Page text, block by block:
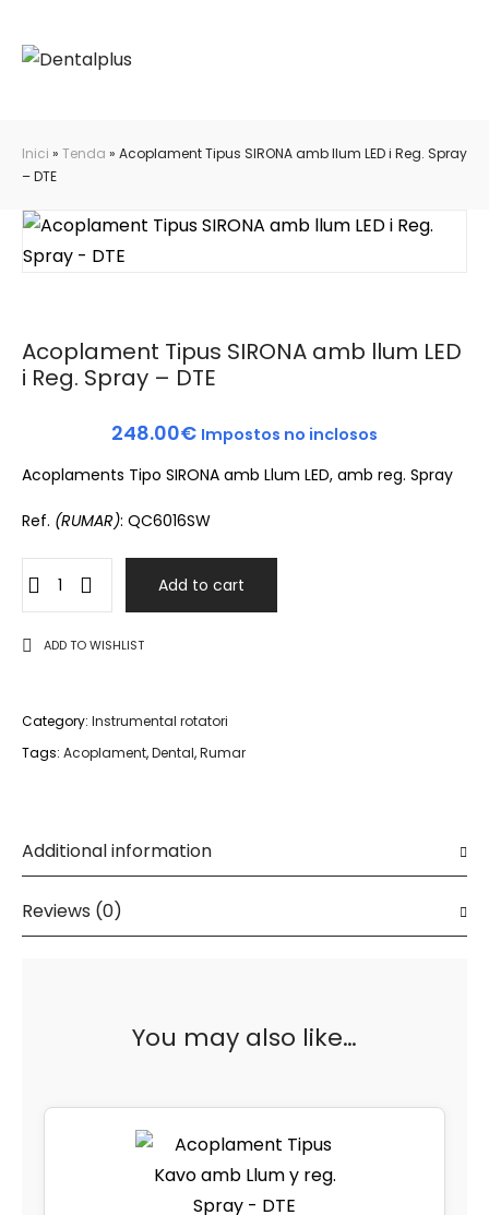
Inici » Tenda » Acoplament Tipus SIRONA amb llum LED i Reg. Spray
– DTE
Acoplament Tipus SIRONA amb llum LED
i Reg. Spray – DTE
248.00€ Impostos no inclosos
Acoplaments Tipo SIRONA amb Llum LED, amb reg. Spray
Ref. (RUMAR): QC6016SW
Add to cart
ADD TO WISHLIST
Category: Instrumental rotatori
Tags: Acoplament,Dental,Rumar
Additional information
Reviews (0)
You may also like…